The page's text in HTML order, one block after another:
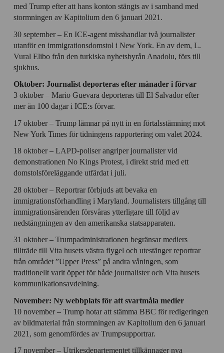
med Trump efter att hans konton stängts av i samband med
stormningen av Kapitolium den 6 januari 2021.
30 september – En ICE-agent misshandlar två journalister
utanför en immigrationsdomstol i New York. En av dem, L.
Vural Elibo från den turkiska nyhetsbyrån Anadolu, förs till
sjukhus.
Oktober: Journalist deporteras efter månader i förvar
3 oktober – Mario Guevara deporteras till El Salvador efter
mer än 100 dagar i ICE:s förvar.
17 oktober – Trump lämnar på nytt in en förtalsstämning mot
New York Times för tidningens rapportering om valet 2024.
18 oktober – LAPD-poliser angriper journalister vid
demonstrationen No Kings Protest, i direkt strid med ett
domstolsföreläggande utfärdat i juli.
28 oktober – Reportrar förbjuds att bevaka en
immigrationsförhandling i Maryland. Journalisters tillgång till
immigrationsärenden försvåras ytterligare till följd av
nedstängningen av den amerikanska statsapparaten.
31 oktober – Trumpadministrationen begränsar mediers
tillträde till Vita husets västra flygel och utestänger reportrar
från området ”Upper Press” på andra våningen, som
traditionellt varit öppet för både journalister och Vita husets
kommunikationsavdelning.
November: Ny webbplats för att svartmåla medier
10 november – Trump hotar att stämma BBC för redigeringen
av bildmaterial från stormningen av Kapitolium den 6 januari
2021, som genomfördes av Trumpsupportrar.
17 november – Utrikesdepartementet tillkännager nya